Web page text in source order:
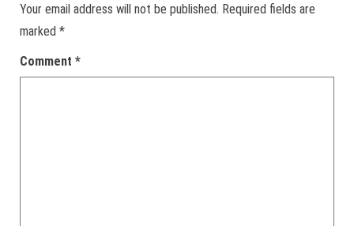
Your email address will not be published. Required fields are
marked *
Comment *